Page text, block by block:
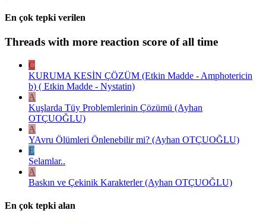
En çok tepki verilen
Threads with more reaction score of all time
C
KURUMA KESİN ÇÖZÜM (Etkin Madde - Amphotericin
b) ( Etkin Madde - Nystatin)
A
Kuşlarda Tüy Problemlerinin Çözümü (Ayhan
OTÇUOĞLU)
A
YAvru Ölümleri Önlenebilir mi? (Ayhan OTÇUOĞLU)
E
Selamlar..
A
Baskın ve Çekinik Karakterler (Ayhan OTÇUOĞLU)
En çok tepki alan